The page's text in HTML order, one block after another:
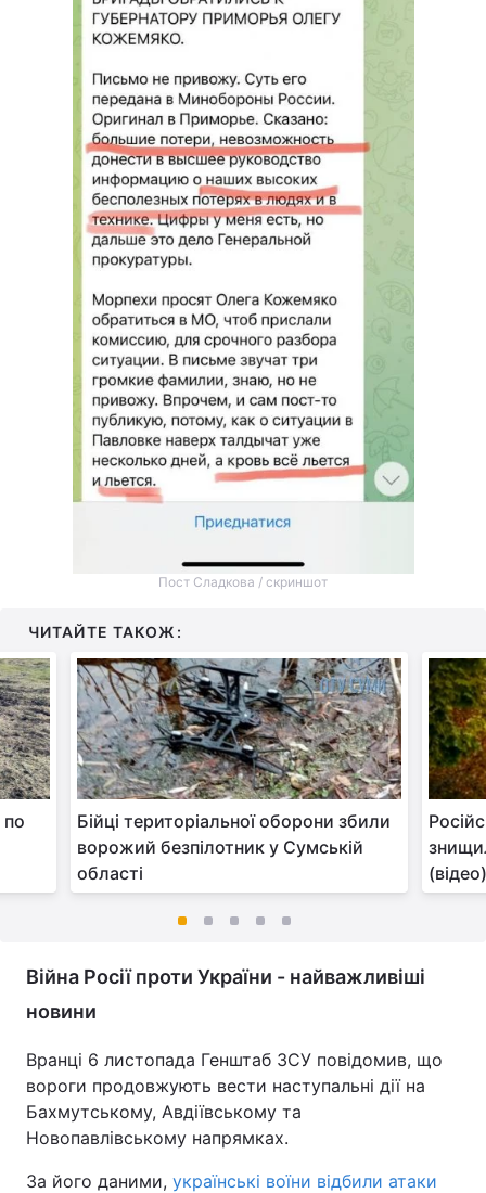
Пост Сладкова / скриншот
ЧИТАЙТЕ ТАКОЖ:
Бійці територіальної оборони збили
ворожий безпілотник у Сумській
області
(відео)
Війна Росії проти України - найважливіші
новини
Вранці 6 листопада Генштаб ЗСУ повідомив, що
вороги продовжують вести наступальні дії на
Бахмутському, Авдіївському та
Новопавлівському напрямках.
За його даними, українські воїни відбили атаки